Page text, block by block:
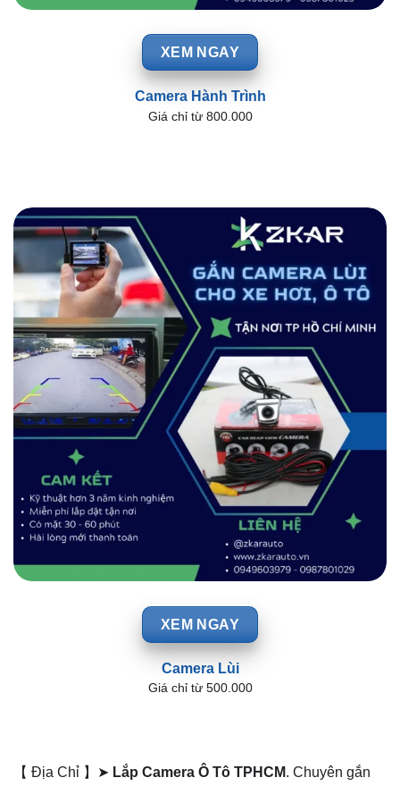
XEM NGAY
Camera Hành Trình
Giá chỉ từ 800.000
XEM NGAY
Camera Lùi
Giá chỉ từ 500.000
【 Địa Chỉ 】➤ Lắp Camera Ô Tô TPHCM. Chuyên gắn